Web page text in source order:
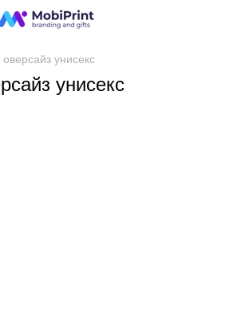
унисекс
унисекс